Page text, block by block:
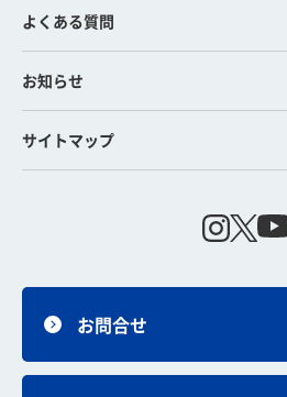
よくある質問
お知らせ
サイトマップ
お問合せ